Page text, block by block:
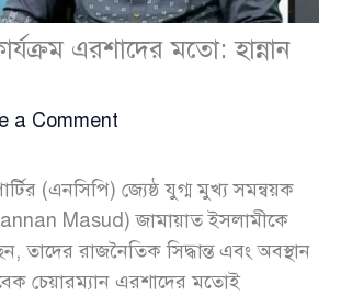
এরশাদের মতো: হান্নান
a Comment
(এনসিপি) জ্যেষ্ঠ যুগ্ম মুখ্য সমন্বয়ক
Masud) জামায়াত ইসলামীকে
তাদের রাজনৈতিক সিদ্ধান্ত এবং অবস্থান
চেয়ারম্যান এরশাদের মতোই